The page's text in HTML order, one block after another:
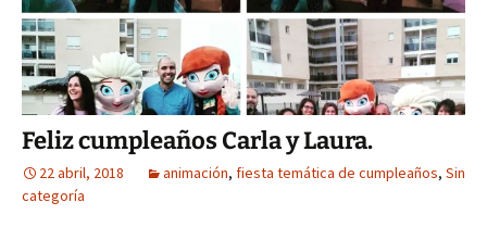
Feliz cumpleaños Carla y Laura.
22 abril, 2018 animación, fiesta temática de cumpleaños, Sin
categoría